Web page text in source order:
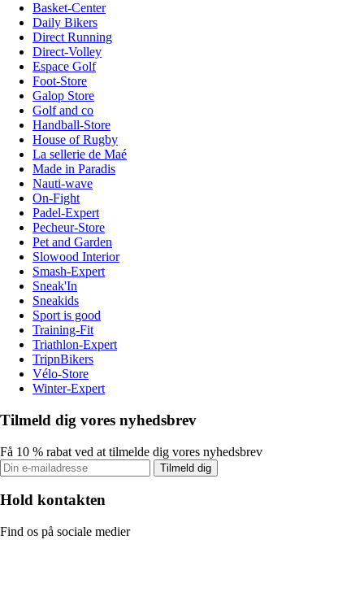
Basket-Center
Daily Bikers
Direct Running
Direct-Volley
Espace Golf
Foot-Store
Galop Store
Golf and co
Handball-Store
House of Rugby
La sellerie de Maé
Made in Paradis
Nauti-wave
On-Fight
Padel-Expert
Pecheur-Store
Pet and Garden
Slowood Interior
Smash-Expert
Sneak'In
Sneakids
Sport is good
Training-Fit
Triathlon-Expert
TripnBikers
Vélo-Store
Winter-Expert
Tilmeld dig vores nyhedsbrev
Få 10 % rabat ved at tilmelde dig vores nyhedsbrev
Tilmeld dig
Hold kontakten
Find os på sociale medier